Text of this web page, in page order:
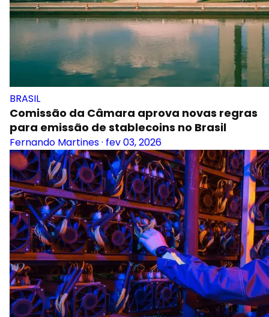
BRASIL
Comissão da Câmara aprova novas regras
para emissão de stablecoins no Brasil
Fernando Martines· fev 03, 2026